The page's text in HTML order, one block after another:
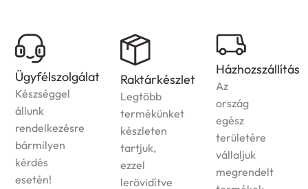
Ügyfélszolgálat
Készséggel
állunk
rendelkezésre
bármilyen
kérdés
esetén!
Raktárkészlet
Legtöbb
termékünket
készleten
tartjuk,
ezzel
lerövidítve
Házhozszállítás
Az
ország
egész
területére
vállaljuk
megrendelt